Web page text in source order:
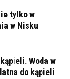
tylko w
w Nisku
Woda w
do kąpieli